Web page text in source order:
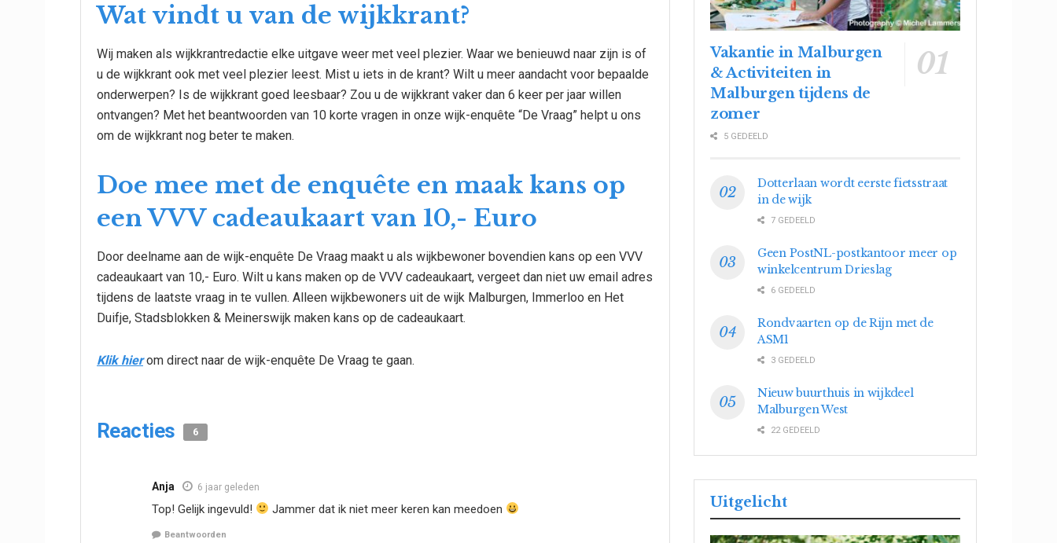
Wat vindt u van de wijkkrant?
Wij maken als wijkkrantredactie elke uitgave weer met veel plezier. Waar we benieuwd naar zijn is of
u de wijkkrant ook met veel plezier leest. Mist u iets in de krant? Wilt u meer aandacht voor bepaalde
onderwerpen? Is de wijkkrant goed leesbaar? Zou u de wijkkrant vaker dan 6 keer per jaar willen
ontvangen? Met het beantwoorden van 10 korte vragen in onze wijk-enquête “De Vraag” helpt u ons
om de wijkkrant nog beter te maken.
Doe mee met de enquête en maak kans op
een VVV cadeaukaart van 10,- Euro
Door deelname aan de wijk-enquête De Vraag maakt u als wijkbewoner bovendien kans op een VVV
cadeaukaart van 10,- Euro. Wilt u kans maken op de VVV cadeaukaart, vergeet dan niet uw email adres
tijdens de laatste vraag in te vullen. Alleen wijkbewoners uit de wijk Malburgen, Immerloo en Het
Duifje, Stadsblokken & Meinerswijk maken kans op de cadeaukaart.
Klik hierom direct naar de wijk-enquête De Vraag te gaan.
Reacties 6
Anja 6 jaar geleden
Top! Gelijk ingevuld! Jammer dat ik niet meer keren kan meedoen
Beantwoorden
Vakantie in Malburgen
& Activiteiten in
Malburgen tijdens de
zomer
5 GEDEELD
Dotterlaan wordt eerste fietsstraat
in de wijk
7 GEDEELD
Geen PostNL-postkantoor meer op
winkelcentrum Drieslag
6 GEDEELD
Rondvaarten op de Rijn met de
ASM1
3 GEDEELD
Nieuw buurthuis in wijkdeel
Malburgen West
22 GEDEELD
Uitgelicht